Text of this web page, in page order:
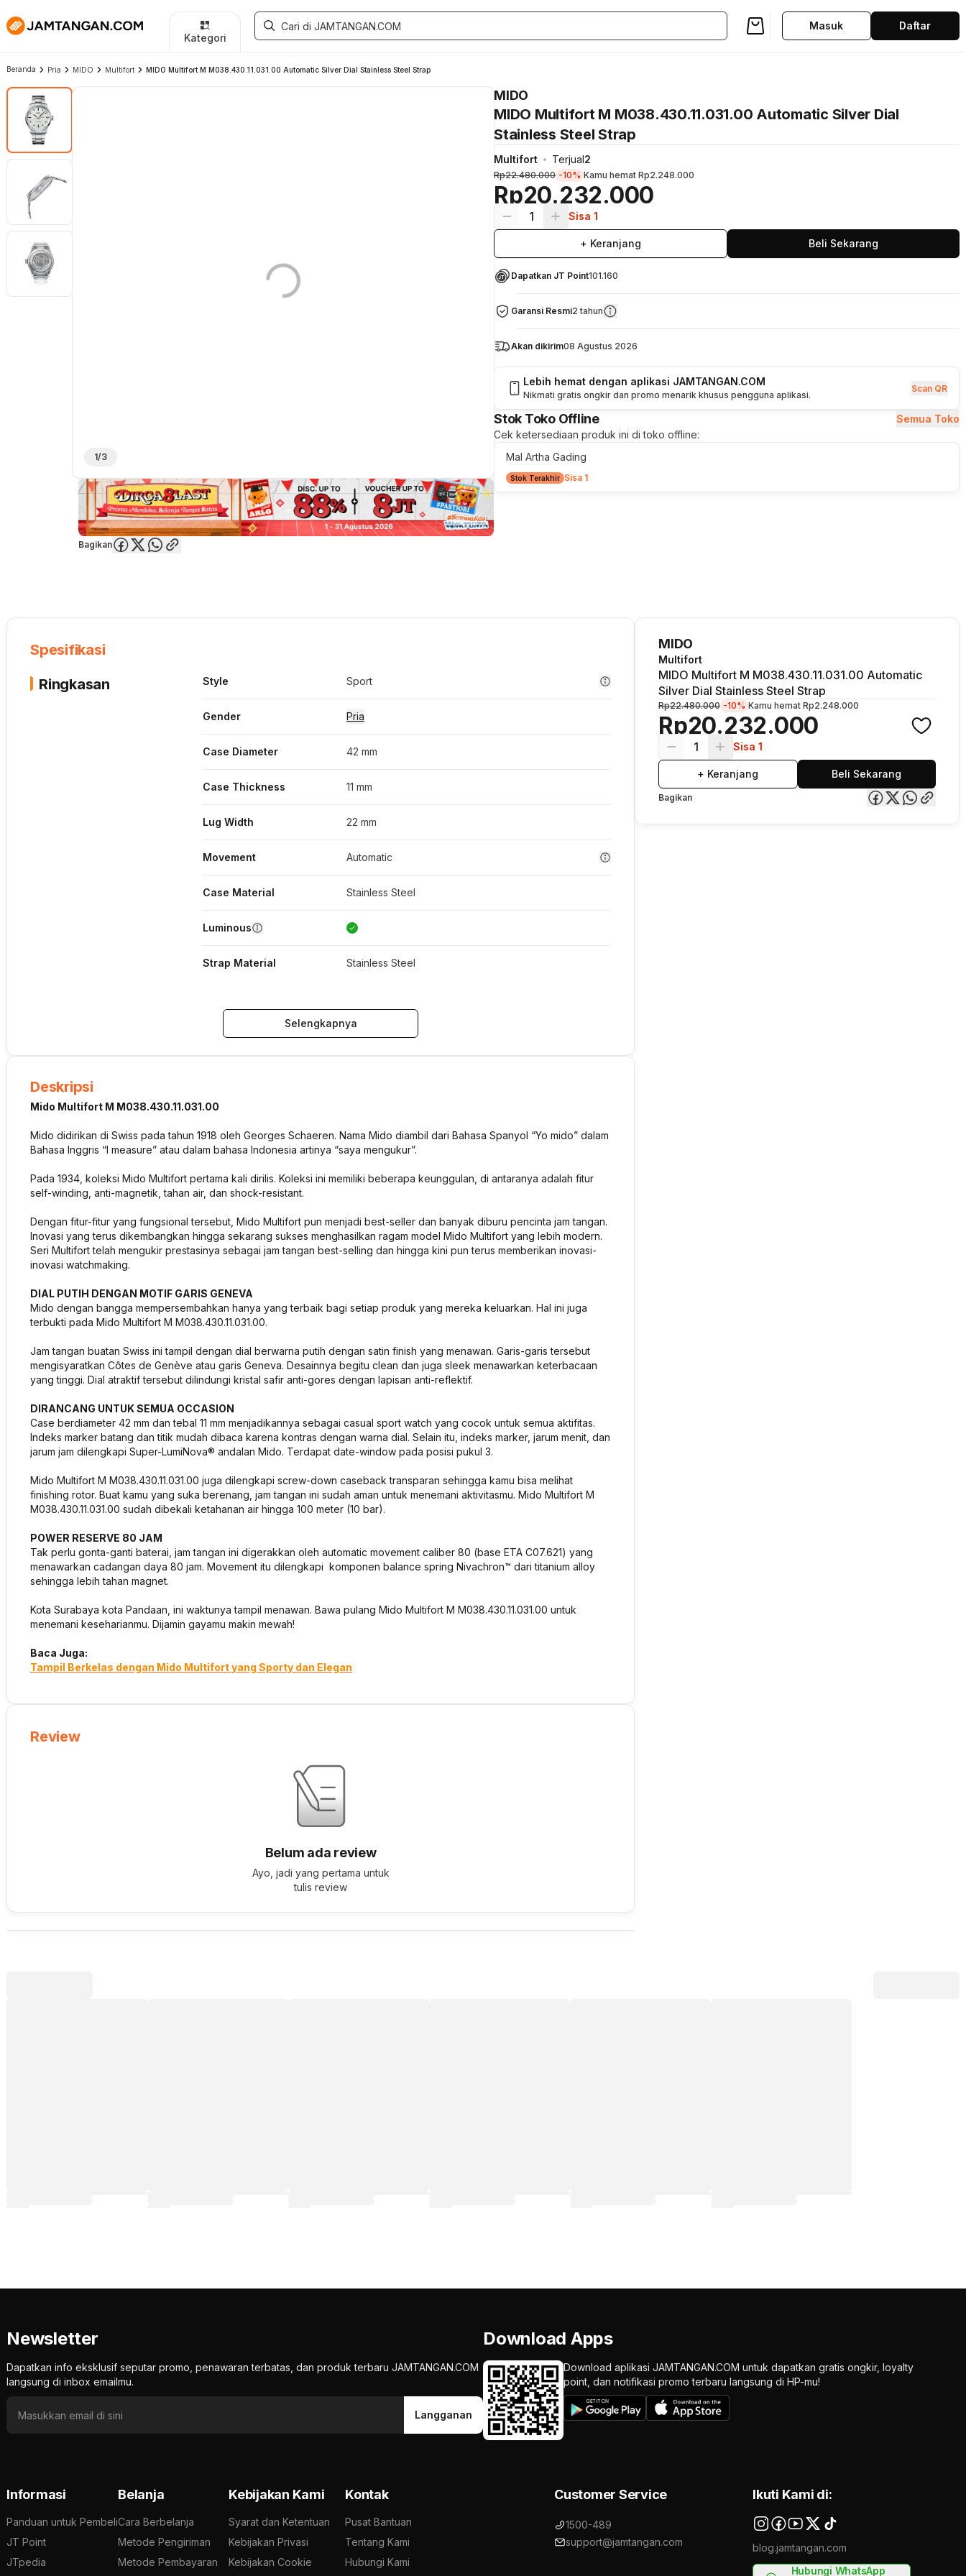
Newsletter
Dapatkan info eksklusif seputar promo, penawaran terbatas, dan produk terbaru JAMTANGAN.COM
langsung di inbox emailmu.
Langganan
Download Apps
Download aplikasi JAMTANGAN.COM untuk dapatkan gratis ongkir, loyalty
point, dan notifikasi promo terbaru langsung di HP-mu!
Informasi
Panduan untuk Pembeli
JT Point
JTpedia
Belanja
Cara Berbelanja
Metode Pengiriman
Metode Pembayaran
Kebijakan Kami
Syarat dan Ketentuan
Kebijakan Privasi
Kebijakan Cookie
Kontak
Pusat Bantuan
Tentang Kami
Hubungi Kami
Customer Service
1500-489
support@jamtangan.com
Ikuti Kami di:
blog.jamtangan.com
Hubungi WhatsApp
Kategori
Masuk Daftar
Beranda Pria MIDO Multifort MIDO Multifort M M038.430.11.031.00 Automatic Silver Dial Stainless Steel Strap
1/3
Bagikan
MIDO
MIDO Multifort M M038.430.11.031.00 Automatic Silver Dial
Stainless Steel Strap
Multifort Terjual2
Rp20.232.000
Rp22.480.000 -10% Kamu hemat Rp2.248.000
1 Sisa 1
+ Keranjang Beli Sekarang
Dapatkan JT Point101.160
Garansi Resmi2 tahun
Akan dikirim08 Agustus 2026
Lebih hemat dengan aplikasi JAMTANGAN.COM
Nikmati gratis ongkir dan promo menarik khusus pengguna aplikasi.
Scan QR
Stok Toko Offline
Semua Toko
Cek ketersediaan produk ini di toko offline:
Mal Artha Gading
Stok Terakhir Sisa 1
Spesifikasi
Ringkasan
Style Sport
Gender Pria
Case Diameter 42 mm
Case Thickness 11 mm
Lug Width 22 mm
Movement Automatic
Case Material Stainless Steel
Luminous
Strap Material Stainless Steel
Selengkapnya
Deskripsi
Mido Multifort M M038.430.11.031.00
Mido didirikan di Swiss pada tahun 1918 oleh Georges Schaeren. Nama Mido diambil dari Bahasa Spanyol “Yo mido” dalam
Bahasa Inggris “I measure” atau dalam bahasa Indonesia artinya “saya mengukur”.
Pada 1934, koleksi Mido Multifort pertama kali dirilis. Koleksi ini memiliki beberapa keunggulan, di antaranya adalah fitur
self-winding, anti-magnetik, tahan air, dan shock-resistant.
Dengan fitur-fitur yang fungsional tersebut, Mido Multifort pun menjadi best-seller dan banyak diburu pencinta jam tangan.
Inovasi yang terus dikembangkan hingga sekarang sukses menghasilkan ragam model Mido Multifort yang lebih modern.
Seri Multifort telah mengukir prestasinya sebagai jam tangan best-selling dan hingga kini pun terus memberikan inovasi-
inovasi watchmaking.
DIAL PUTIH DENGAN MOTIF GARIS GENEVA
Mido dengan bangga mempersembahkan hanya yang terbaik bagi setiap produk yang mereka keluarkan. Hal ini juga
terbukti pada Mido Multifort M M038.430.11.031.00.
Jam tangan buatan Swiss ini tampil dengan dial berwarna putih dengan satin finish yang menawan. Garis-garis tersebut
mengisyaratkan Côtes de Genève atau garis Geneva. Desainnya begitu clean dan juga sleek menawarkan keterbacaan
yang tinggi. Dial atraktif tersebut dilindungi kristal safir anti-gores dengan lapisan anti-reflektif.
DIRANCANG UNTUK SEMUA OCCASION
Case berdiameter 42 mm dan tebal 11 mm menjadikannya sebagai casual sport watch yang cocok untuk semua aktifitas.
Indeks marker batang dan titik mudah dibaca karena kontras dengan warna dial. Selain itu, indeks marker, jarum menit, dan
jarum jam dilengkapi Super-LumiNova® andalan Mido. Terdapat date-window pada posisi pukul 3.
Mido Multifort M M038.430.11.031.00 juga dilengkapi screw-down caseback transparan sehingga kamu bisa melihat
finishing rotor. Buat kamu yang suka berenang, jam tangan ini sudah aman untuk menemani aktivitasmu. Mido Multifort M
M038.430.11.031.00 sudah dibekali ketahanan air hingga 100 meter (10 bar).
POWER RESERVE 80 JAM
Tak perlu gonta-ganti baterai, jam tangan ini digerakkan oleh automatic movement caliber 80 (base ETA C07.621) yang
menawarkan cadangan daya 80 jam. Movement itu dilengkapi komponen balance spring Nivachron™ dari titanium alloy
sehingga lebih tahan magnet.
Kota Surabaya kota Pandaan, ini waktunya tampil menawan. Bawa pulang Mido Multifort M M038.430.11.031.00 untuk
menemani keseharianmu. Dijamin gayamu makin mewah!
Baca Juga:
Tampil Berkelas dengan Mido Multifort yang Sporty dan Elegan
Review
Belum ada review
Ayo, jadi yang pertama untuk
tulis review
MIDO
Multifort
MIDO Multifort M M038.430.11.031.00 Automatic
Silver Dial Stainless Steel Strap
Rp20.232.000
Rp22.480.000 -10% Kamu hemat Rp2.248.000
1 Sisa 1
+ Keranjang Beli Sekarang
Bagikan